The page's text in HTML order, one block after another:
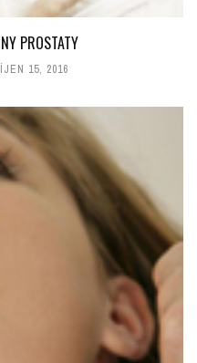
PROSTATY
15, 2016